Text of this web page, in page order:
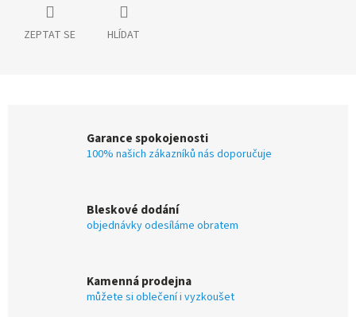
ZEPTAT SE HLÍDAT
Garance spokojenosti
100% našich zákazníků nás doporučuje
Bleskové dodání
objednávky odesíláme obratem
Kamenná prodejna
můžete si oblečení i vyzkoušet